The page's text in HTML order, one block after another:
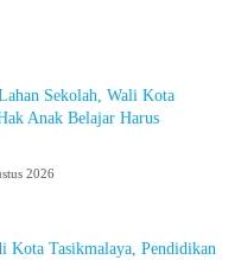
Sekolah, Wali Kota
Anak Belajar Harus
2026
Kota Tasikmalaya, Pendidikan